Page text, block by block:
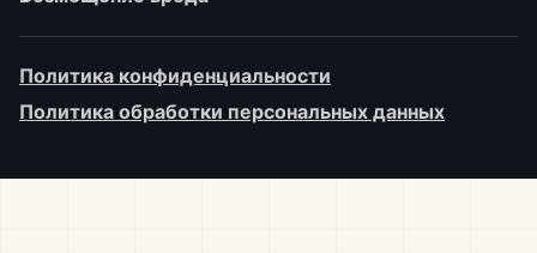
Политика конфиденциальности
Политика обработки персональных данных